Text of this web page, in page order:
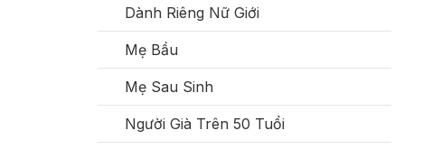
Dành Riêng Nữ Giới
Mẹ Bầu
Mẹ Sau Sinh
Người Già Trên 50 Tuổi